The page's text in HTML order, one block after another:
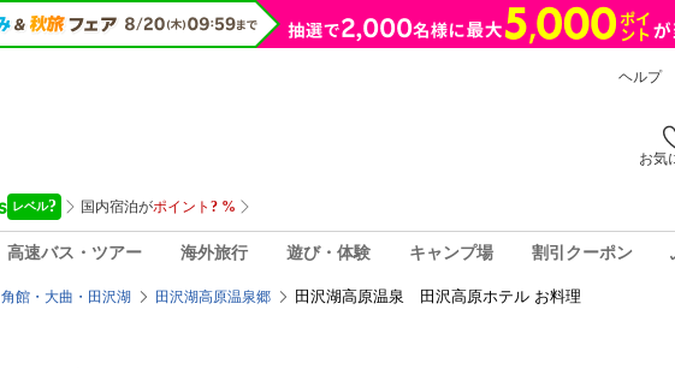
ヘルプ
お気
高速バス・ツアー 海外旅行 遊び・体験 キャンプ場 割引クーポン
角館・大曲・田沢湖 田沢湖高原温泉郷 田沢湖高原温泉 田沢高原ホテル お料理